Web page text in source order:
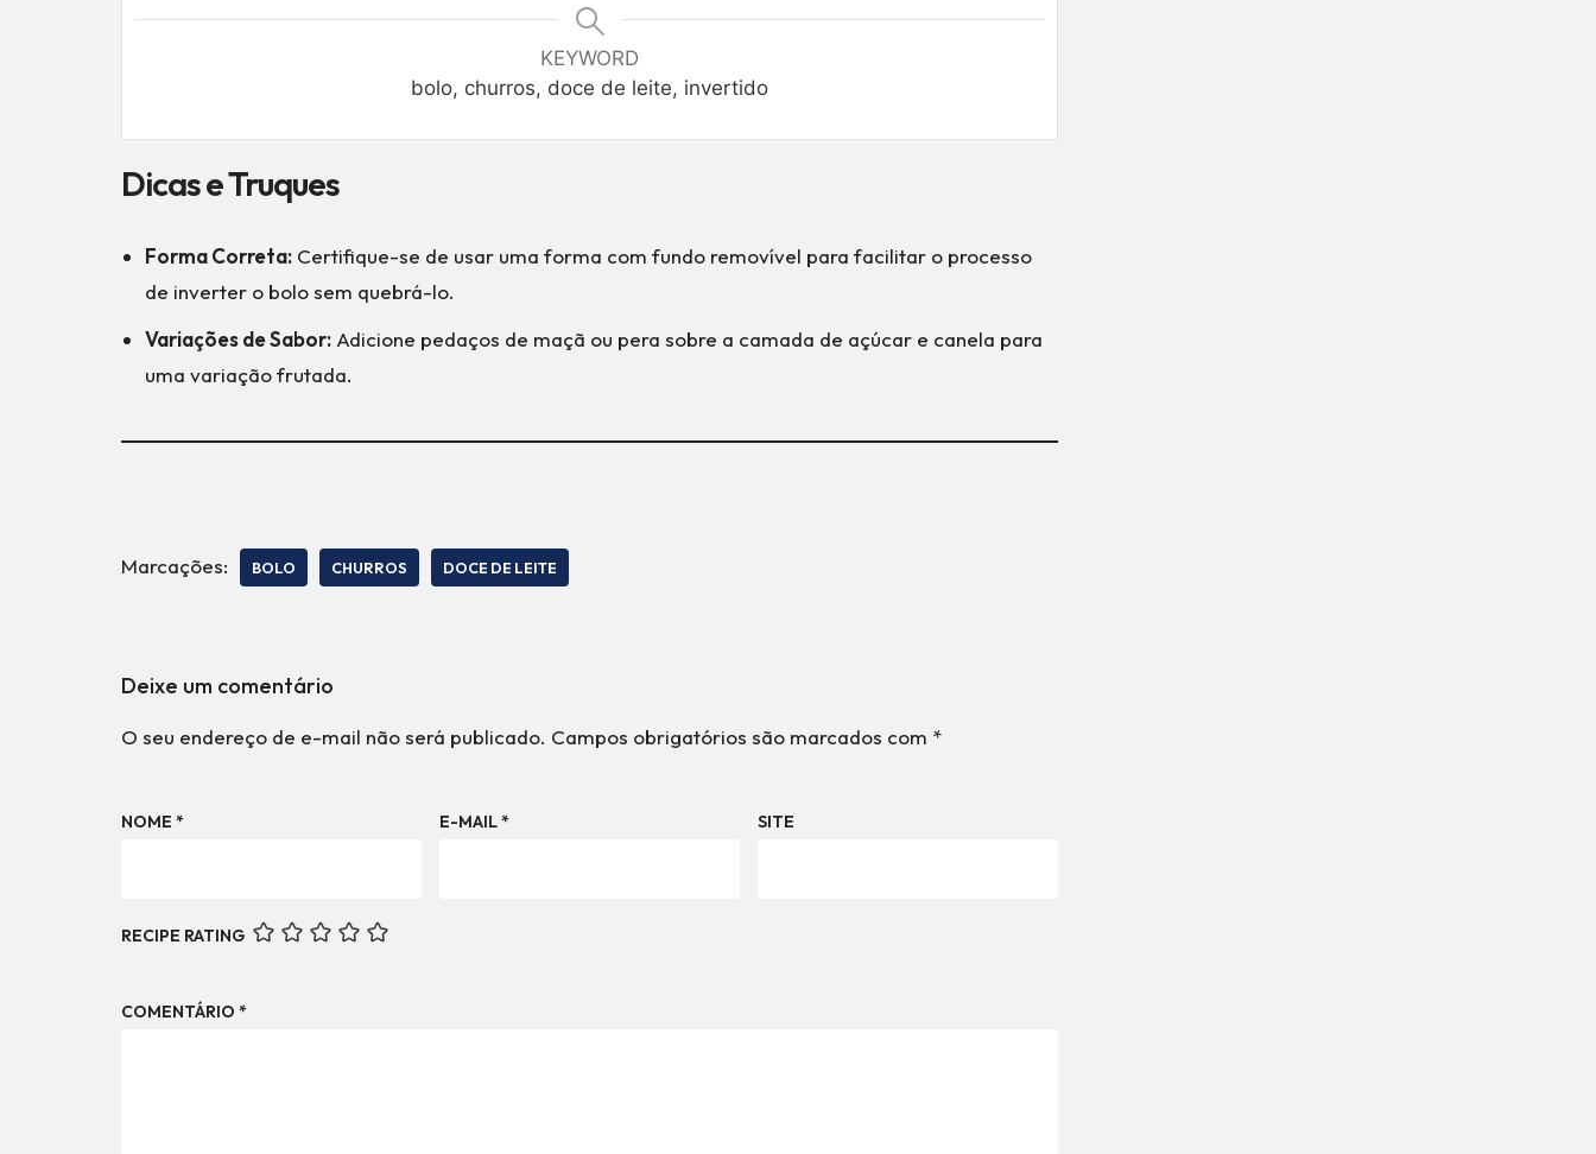
KEYWORD
bolo, churros, doce de leite, invertido
Dicas e Truques
Forma Correta: Certifique-se de usar uma forma com fundo removível para facilitar o processo
de inverter o bolo sem quebrá-lo.
Variações de Sabor: Adicione pedaços de maçã ou pera sobre a camada de açúcar e canela para
uma variação frutada.
Marcações: BOLO CHURROS DOCE DE LEITE
Deixe um comentário
O seu endereço de e-mail não será publicado. Campos obrigatórios são marcados com *
NOME * E-MAIL* SITE
RECIPE RATING
COMENTÁRIO *